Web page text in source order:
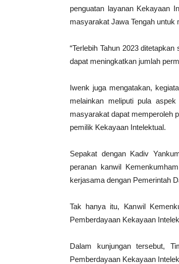
penguatan layanan Kekayaan
masyarakat Jawa Tengah untuk
“Terlebih Tahun 2023
dapat meningkatkan jumlah
Iwenk juga mengatakan,
melainkan meliputi pula
masyarakat dapat memperoleh
pemilik Kekayaan Intelektual.
Sepakat dengan Kadiv
peranan kanwil
kerjasama dengan Pemerintah
Tak hanya itu, Kanwil
Pemberdayaan Kekayaan
Dalam kunjungan tersebut,
Pemberdayaan Kekayaan